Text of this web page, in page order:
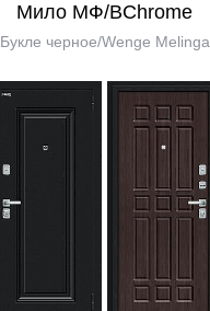
Мило МФ/BChrome
Букле черное/Wenge Melinga